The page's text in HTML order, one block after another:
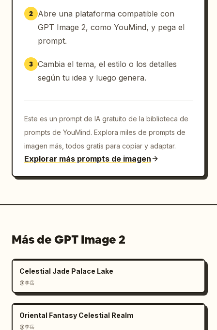
2
Abre una plataforma compatible con
GPT Image 2, como YouMind, y pega el
prompt.
3 Cambia el tema, el estilo o los detalles
según tu idea y luego genera.
Este es un prompt de IA gratuito de la biblioteca de
prompts de YouMind. Explora miles de prompts de
imagen más, todos gratis para copiar y adaptar.
Explorar más prompts de imagen
Más de GPT Image 2
Celestial Jade Palace Lake
@李岳
Oriental Fantasy Celestial Realm
@李岳